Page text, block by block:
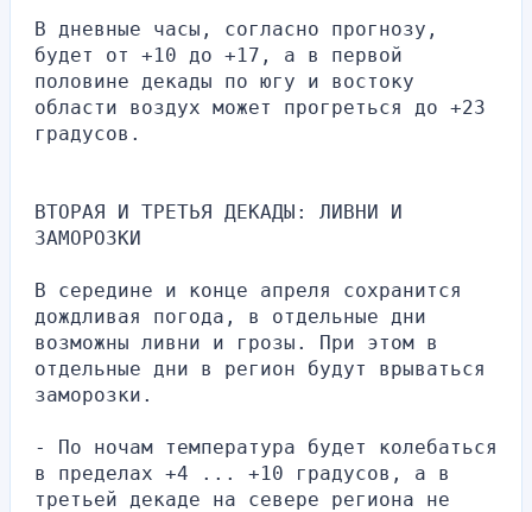
В дневные часы, согласно прогнозу,
будет от +10 до +17, а в первой
половине декады по югу и востоку
области воздух может прогреться до +23
градусов.
ВТОРАЯ И ТРЕТЬЯ ДЕКАДЫ: ЛИВНИ И
ЗАМОРОЗКИ
В середине и конце апреля сохранится
дождливая погода, в отдельные дни
возможны ливни и грозы. При этом в
отдельные дни в регион будут врываться
заморозки.
- По ночам температура будет колебаться
в пределах +4 ... +10 градусов, а в
третьей декаде на севере региона не